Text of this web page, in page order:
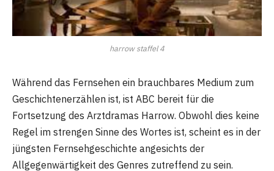
harrow staffel 4
Während das Fernsehen ein brauchbares Medium zum
Geschichtenerzählen ist, ist ABC bereit für die
Fortsetzung des Arztdramas Harrow. Obwohl dies keine
Regel im strengen Sinne des Wortes ist, scheint es in der
jüngsten Fernsehgeschichte angesichts der
Allgegenwärtigkeit des Genres zutreffend zu sein.